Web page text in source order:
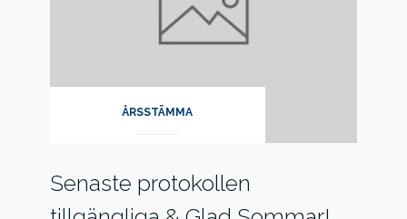
ÅRSSTÄMMA
Senaste protokollen